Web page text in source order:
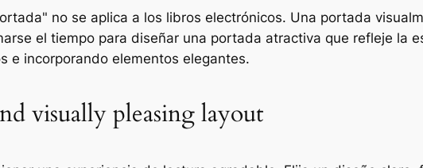
no se aplica a los libros electrónicos. Una portada
el tiempo para diseñar una portada atractiva que refleje la
e incorporando elementos elegantes.
visually pleasing layout